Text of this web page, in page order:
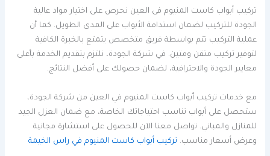
تركيب أبواب كاست المنيوم فى العين نحرص على اختيار مواد عالية
الجودة للتركيب لضمان استدامة الأبواب على المدى الطويل. كما أن
عملية التركيب تتم بواسطة فريق متخصص يتمتع بالخبرة الكافية
لتوفير تركيب متقن ومتين. في شركة الجودة، نلتزم بتقديم الخدمة بأعلى
معايير الجودة والاحترافية، لضمان حصولك على أفضل النتائج.
مع خدمات تركيب أبواب كاست المنيوم في العين من شركة الجودة،
ستحصل على أبواب تناسب احتياجاتك الخاصة، مع ضمان العزل الجيد
للمنازل والمباني. تواصل معنا الآن للحصول على استشارة مجانية
وعرض أسعار مناسب. تركيب أبواب كاست المنيوم في راس الخيمة